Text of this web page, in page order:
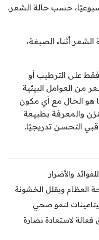
حسب حالة الشعر.
أثناء الصبغة،
على الترطيب أو
من العوامل البيئية
هو الحال مع أي مكون
والمعرفة بطبيعة
التحسن تدريجيًا.
والأضرار
العظام ويقلل الخشونة
لنمو صحي
لاستعادة نضارة